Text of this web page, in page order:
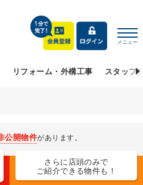
メニュー
リフォーム・外構工事 スタッフ
公開物件があります。
さらに店頭のみで
ご紹介できる物件も！